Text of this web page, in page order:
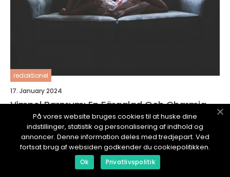
redaktionel
17. January 2024
Vimpel Barnrum: En Färgglad Och Charmig
Inredning För Ditt Barns Rum
På vores website bruges cookies til at huske dine
indstillinger, statistik og personalisering af indhold og
annoncer. Denne information deles med tredjepart. Ved
fortsat brug af websiden godkender du cookiepolitikken.
Ok Privatlivspolitik